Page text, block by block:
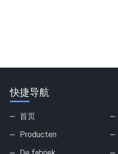
快捷导航
首页
Producten